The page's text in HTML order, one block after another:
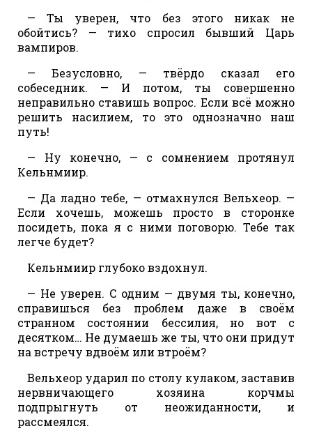
— Ты уверен, что без этого никак не
обойтись? — тихо спросил бывший Царь
вампиров.
— Безусловно, — твёрдо сказал его
собеседник. — И потом, ты совершенно
неправильно ставишь вопрос. Если всё можно
решить насилием, то это однозначно наш
путь!
— Ну конечно, — с сомнением протянул
Кельнмиир.
— Да ладно тебе, — отмахнулся Вельхеор. —
Если хочешь, можешь просто в сторонке
посидеть, пока я с ними поговорю. Тебе так
легче будет?
Кельнмиир глубоко вздохнул.
— Не уверен. С одним — двумя ты, конечно,
справишься без проблем даже в своём
странном состоянии бессилия, но вот с
десятком… Не думаешь же ты, что они придут
на встречу вдвоём или втроём?
Вельхеор ударил по столу кулаком, заставив
нервничающего хозяина корчмы
подпрыгнуть от неожиданности, и
рассмеялся.